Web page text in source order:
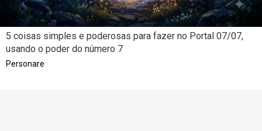
5 coisas simples e poderosas para fazer no Portal 07/07,
usando o poder do número 7
Personare